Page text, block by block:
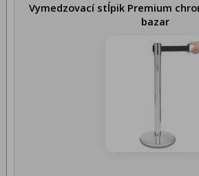
Vymedzovací stĺpik Premium
bazar